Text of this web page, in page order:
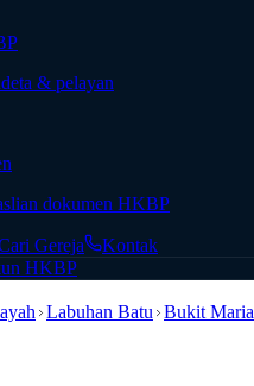
& pelayan
dokumen HKBP
Gereja
Kontak
HKBP
Labuhan Batu Bukit Maria